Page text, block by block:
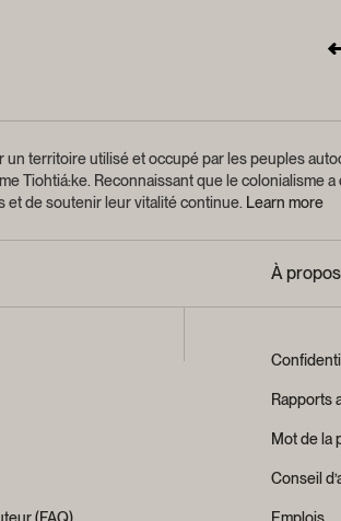
territoire utilisé et occupé par les peuples
Tiohtiá:ke. Reconnaissant que le
de soutenir leur vitalité continue. Learn more
À
Rapports
Mot de la
Conseil